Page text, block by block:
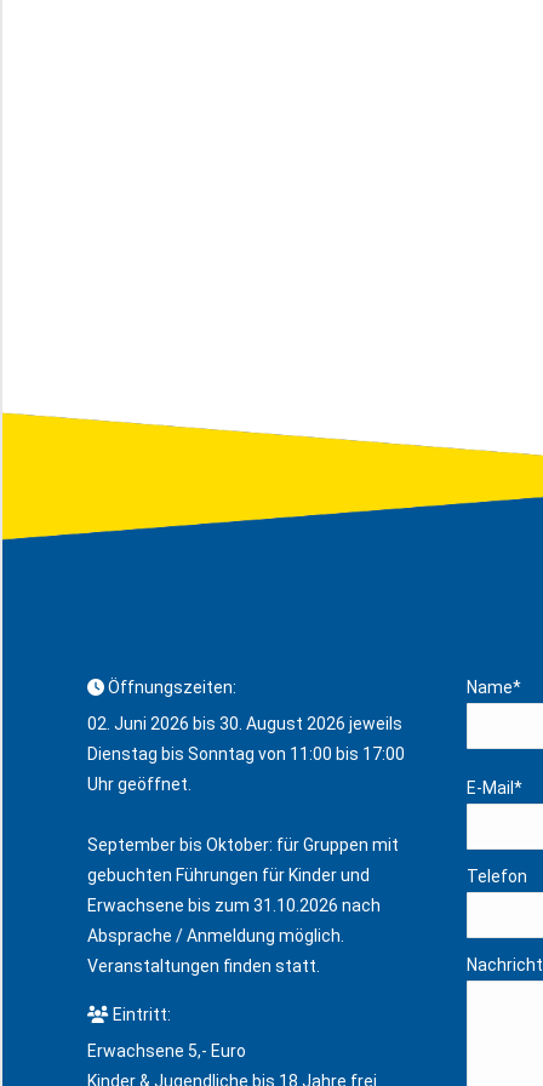
Öffnungszeiten:
02. Juni 2026 bis 30. August 2026 jeweils
Dienstag bis Sonntag von 11:00 bis 17:00
Uhr geöffnet.
September bis Oktober: für Gruppen mit
gebuchten Führungen für Kinder und
Erwachsene bis zum 31.10.2026 nach
Absprache / Anmeldung möglich.
Veranstaltungen finden statt.
Eintritt:
Erwachsene 5,- Euro
Kinder & Jugendliche bis 18 Jahre frei
Name*
E-Mail*
Telefon